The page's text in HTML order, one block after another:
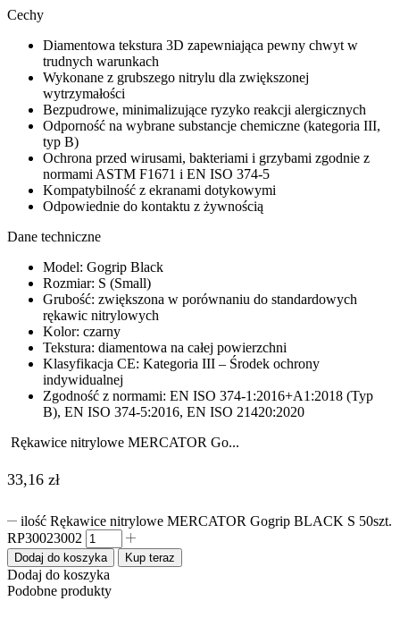
Cechy
Diamentowa tekstura 3D zapewniająca pewny chwyt w
trudnych warunkach
Wykonane z grubszego nitrylu dla zwiększonej
wytrzymałości
Bezpudrowe, minimalizujące ryzyko reakcji alergicznych
Odporność na wybrane substancje chemiczne (kategoria III,
typ B)
Ochrona przed wirusami, bakteriami i grzybami zgodnie z
normami ASTM F1671 i EN ISO 374-5
Kompatybilność z ekranami dotykowymi
Odpowiednie do kontaktu z żywnością
Dane techniczne
Model: Gogrip Black
Rozmiar: S (Small)
Grubość: zwiększona w porównaniu do standardowych
rękawic nitrylowych
Kolor: czarny
Tekstura: diamentowa na całej powierzchni
Klasyfikacja CE: Kategoria III – Środek ochrony
indywidualnej
Zgodność z normami: EN ISO 374-1:2016+A1:2018 (Typ
B), EN ISO 374-5:2016, EN ISO 21420:2020
Rękawice nitrylowe MERCATOR Go...
33,16 zł
ilość Rękawice nitrylowe MERCATOR Gogrip BLACK S 50szt.
RP30023002
Dodaj do koszyka Kup teraz
Dodaj do koszyka
Podobne produkty